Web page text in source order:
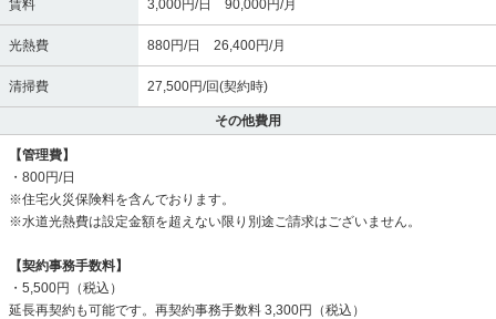
賃料 3,000円/日 90,000円/月
光熱費 880円/日 26,400円/月
清掃費 27,500円/回(契約時)
その他費用
【管理費】
・800円/日
※住宅火災保険料を含んでおります。
※水道光熱費は設定金額を超えない限り別途ご請求はございません。
【契約事務手数料】
・5,500円（税込）
延長再契約も可能です。再契約事務手数料 3,300円（税込）